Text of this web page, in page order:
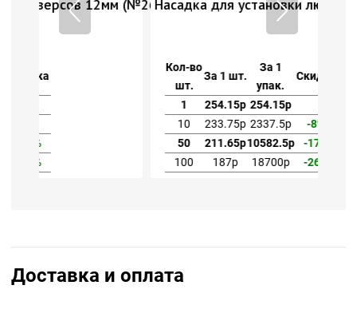
(№26)Насадка для установки люверсов 12мм (№26)
За 1
упак.
Скидка
254.15р
2337.5р
-8%
10582.5р
-17%
18700р -26%
Доставка и оплата